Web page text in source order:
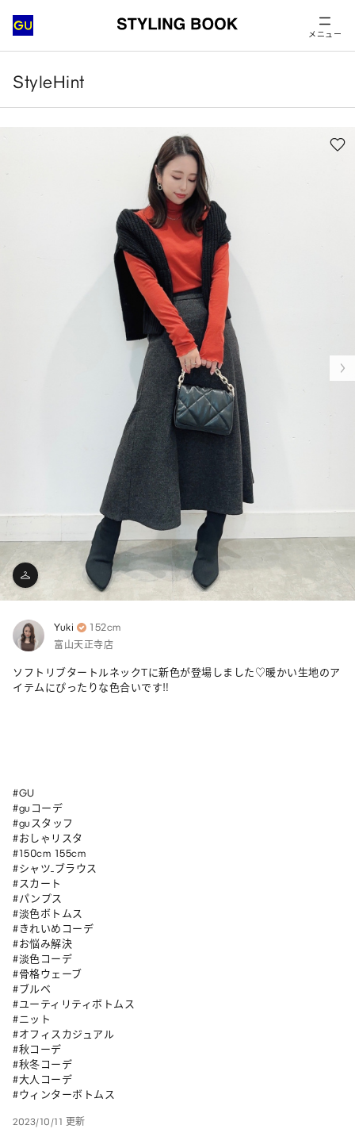
メニュー
StyleHint
Yuki 152cm
富山天正寺店
ソフトリブタートルネックTに新色が登場しました♡暖かい生地のア
イテムにぴったりな色合いです‼︎
#GU
#guコーデ
#guスタッフ
#おしゃリスタ
#150cm 155cm
#シャツ_ブラウス
#スカート
#パンプス
#淡色ボトムス
#きれいめコーデ
#お悩み解決
#淡色コーデ
#骨格ウェーブ
#ブルベ
#ユーティリティボトムス
#ニット
#オフィスカジュアル
#秋コーデ
#秋冬コーデ
#大人コーデ
#ウィンターボトムス
2023/10/11 更新